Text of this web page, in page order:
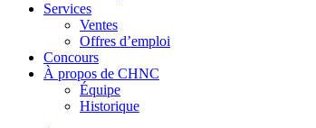
Services
Ventes
Offres d’emploi
Concours
À propos de CHNC
Équipe
Historique